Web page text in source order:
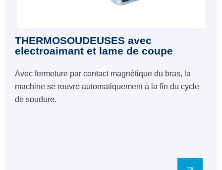
THERMOSOUDEUSES avec
electroaimant et lame de coupe
Avec fermeture par contact magnétique du bras, la
machine se rouvre automatiquement à la fin du cycle
de soudure.